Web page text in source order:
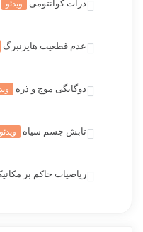
فقط اعضای ویژه به
ذرات کوانتومی ویدئو
فقط اعضای ویژه به
عدم قطعیت هایزنبرگ
فقط اعضای ویژه به
دوگانگی موج و ذره
فقط اعضای ویژه به
تابش جسم سیاه ویدئو
فقط اعضای ویژه به
ریاضیات حاکم بر